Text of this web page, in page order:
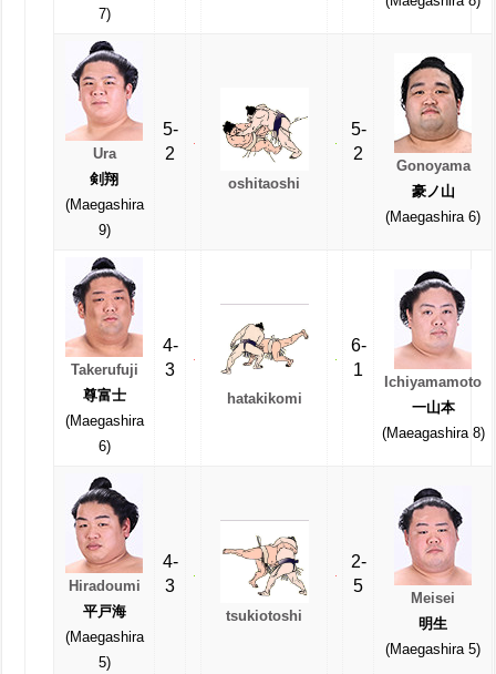
7)
Ura
剣翔
(Maegashira
9)
5-
2
oshitaoshi
5-
2
Gonoyama
豪ノ山
(Maegashira 6)
Takerufuji
尊富士
(Maegashira
6)
4-
3
hatakikomi
6-
1
Ichiyamamoto
一山本
(Maeagashira 8)
Hiradoumi
平戸海
(Maegashira
5)
4-
3
tsukiotoshi
2-
5
Meisei
明生
(Maegashira 5)